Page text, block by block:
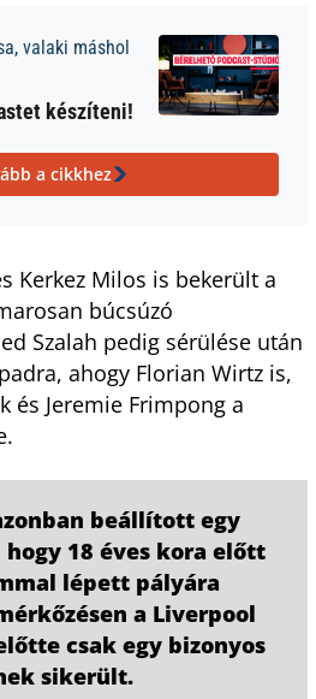
valaki máshol
készíteni!
a cikkhez
Kerkez Milos is bekerült a
búcsúzó
Szalah pedig sérülése után
ahogy Florian Wirtz is,
és Jeremie Frimpong a
beállított egy
18 éves kora előtt
lépett pályára
a Liverpool
csak egy bizonyos
sikerült.